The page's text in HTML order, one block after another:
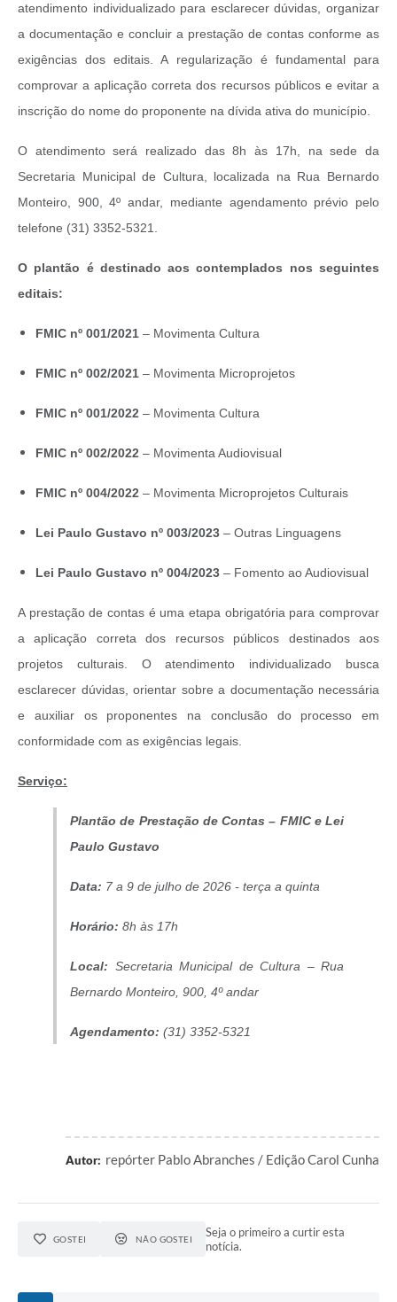
atendimento individualizado para esclarecer dúvidas, organizar
a documentação e concluir a prestação de contas conforme as
exigências dos editais. A regularização é fundamental para
comprovar a aplicação correta dos recursos públicos e evitar a
inscrição do nome do proponente na dívida ativa do município.
O atendimento será realizado das 8h às 17h, na sede da
Secretaria Municipal de Cultura, localizada na Rua Bernardo
Monteiro, 900, 4º andar, mediante agendamento prévio pelo
telefone (31) 3352-5321.
O plantão é destinado aos contemplados nos seguintes
editais:
FMIC nº 001/2021 – Movimenta Cultura
FMIC nº 002/2021 – Movimenta Microprojetos
FMIC nº 001/2022 – Movimenta Cultura
FMIC nº 002/2022 – Movimenta Audiovisual
FMIC nº 004/2022 – Movimenta Microprojetos Culturais
Lei Paulo Gustavo nº 003/2023 – Outras Linguagens
Lei Paulo Gustavo nº 004/2023 – Fomento ao Audiovisual
A prestação de contas é uma etapa obrigatória para comprovar
a aplicação correta dos recursos públicos destinados aos
projetos culturais. O atendimento individualizado busca
esclarecer dúvidas, orientar sobre a documentação necessária
e auxiliar os proponentes na conclusão do processo em
conformidade com as exigências legais.
Serviço:
Plantão de Prestação de Contas – FMIC e Lei
Paulo Gustavo
Data: 7 a 9 de julho de 2026 - terça a quinta
Horário: 8h às 17h
Local: Secretaria Municipal de Cultura – Rua
Bernardo Monteiro, 900, 4º andar
Agendamento: (31) 3352-5321
Autor: repórter Pablo Abranches / Edição Carol Cunha
GOSTEI NÃO GOSTEI
Seja o primeiro a curtir esta
notícia.